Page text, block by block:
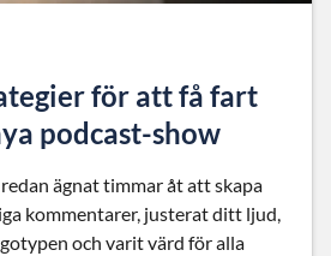
för att få fart
podcast-show
ägnat timmar åt att skapa
kommentarer, justerat ditt ljud,
och varit värd för alla